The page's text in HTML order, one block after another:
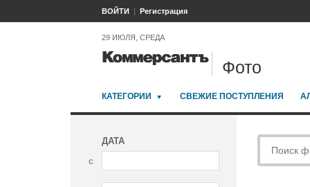
ВОЙТИ Регистрация
29 ИЮЛЯ, СРЕДА
Фото
КАТЕГОРИИ СВЕЖИЕ ПОСТУПЛЕНИЯ
ДАТА
с